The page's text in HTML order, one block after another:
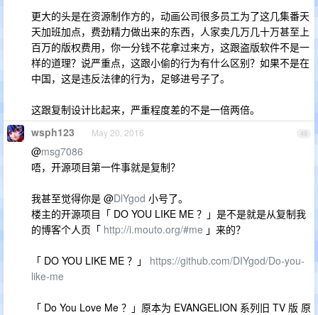
更大的头是在资源制作方的，动画公司很多员工为了这几集番天
天加班加点，费劲精力做出来的东西，人家卖几万几十万甚至上
百万的版权费用，你一分钱不花拿过来方，这跟盗版软件不是一
样的道理？说严重点，这跟小偷的行为有什么区别？如果不是在
中国，这是违反法律的行为，足够进号子了。
这跟复制设计比起来，严重程度差的不是一倍两倍。
49
wsph123 May 20, 2016
@msg7086
唔，开源项目第一件事就是复制？
我甚至觉得你是 @DlYgod 小号了。
楼主的开源项目「 DO YOU LIKE ME ？」是不是就是从复制我
的博客个人页「 http://i.mouto.org/#me 」来的？
「 DO YOU LIKE ME ？」 https://github.com/DIYgod/Do-you-
like-me
「 Do You Love Me ？」原本为 EVANGELION 系列旧 TV 版 原